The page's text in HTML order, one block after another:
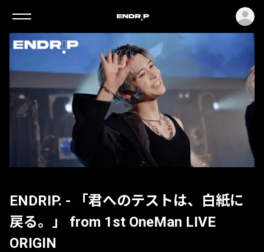
ENDRIP. - 「君へのテストは、白紙に
戻る。」 from 1st OneMan LIVE
ORIGIN